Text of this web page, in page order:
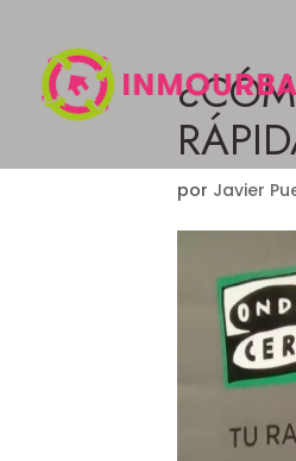
por Javier